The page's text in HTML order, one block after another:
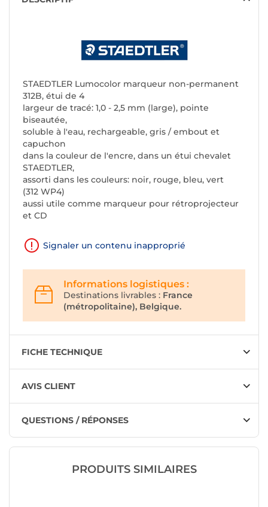
STAEDTLER Lumocolor marqueur non-permanent
312B, étui de 4
largeur de tracé: 1,0 - 2,5 mm (large), pointe
biseautée,
soluble à l'eau, rechargeable, gris / embout et
capuchon
dans la couleur de l'encre, dans un étui chevalet
STAEDTLER,
assorti dans les couleurs: noir, rouge, bleu, vert
(312 WP4)
aussi utile comme marqueur pour rétroprojecteur
et CD
Signaler un contenu inapproprié
Informations logistiques :
Destinations livrables : France
(métropolitaine), Belgique.
FICHE TECHNIQUE
AVIS CLIENT
QUESTIONS / RÉPONSES
PRODUITS SIMILAIRES